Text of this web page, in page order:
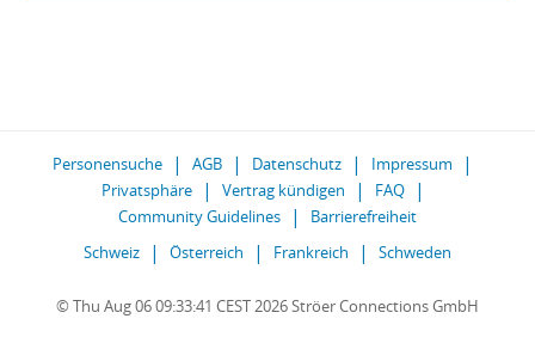
Personensuche AGB Datenschutz
Impressum
Privatsphäre
Vertrag kündigen
FAQ
Community Guidelines
Barrierefreiheit
Schweiz
Österreich Frankreich Schweden
© Thu Aug 06 09:33:41 CEST 2026 Ströer Connections GmbH